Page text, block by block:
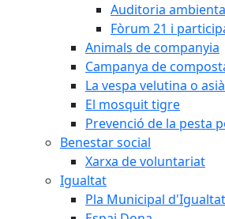
Auditoria
Fòrum 21 i
Animals de companyia
Campanya de
La vespa velutina o
El mosquit tigre
Prevenció de la pesta
Benestar social
Xarxa de voluntariat
Igualtat
Pla Municipal